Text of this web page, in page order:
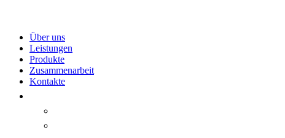
Über uns
Leistungen
Produkte
Zusammenarbeit
Kontakte